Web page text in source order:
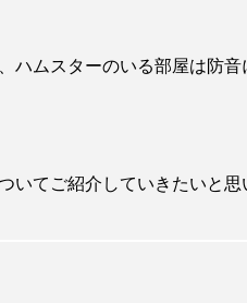
ハムスターのいる部屋は防音
てご紹介していきたいと思